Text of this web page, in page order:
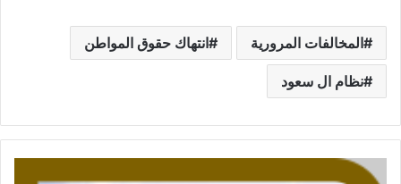
المخالفات المرورية انتهاك حقوق المواطن
نظام ال سعود